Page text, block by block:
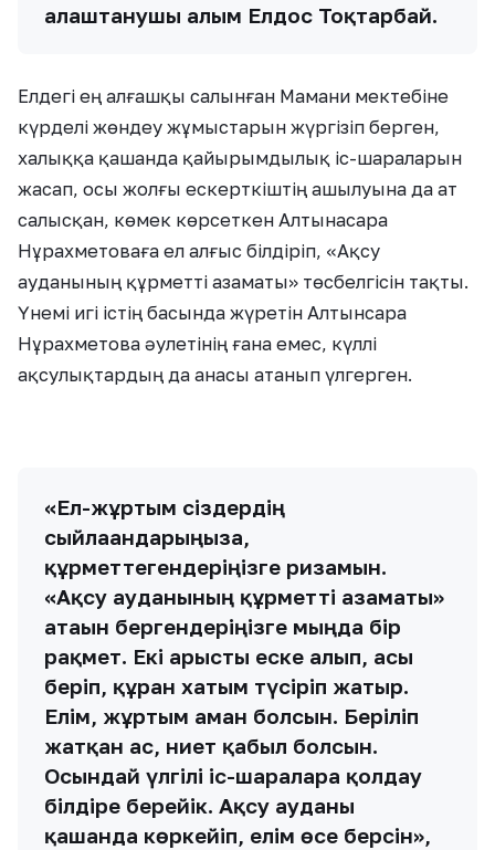
алаштанушы ғалым Елдос Тоқтарбай.
Елдегі ең алғашқы салынған Мамани мектебіне
күрделі жөндеу жұмыстарын жүргізіп берген,
халыққа қашанда қайырымдылық іс-шараларын
жасап, осы жолғы ескерткіштің ашылуына да ат
салысқан, көмек көрсеткен Алтынасара
Нұрахметоваға ел алғыс білдіріп, «Ақсу
ауданының құрметті азаматы» төсбелгісін тақты.
Үнемі игі істің басында жүретін Алтынсара
Нұрахметова әулетінің ғана емес, күллі
ақсулықтардың да анасы атанып үлгерген.
«Ел-жұртым сіздердің
сыйлағандарыңызға,
құрметтегендеріңізге ризамын.
«Ақсу ауданының құрметті азаматы»
атағын бергендеріңізге мыңда бір
рақмет. Екі арысты еске алып, асы
беріп, құран хатым түсіріп жатыр.
Елім, жұртым аман болсын. Беріліп
жатқан ас, ниет қабыл болсын.
Осындай үлгілі іс-шараларға қолдау
білдіре берейік. Ақсу ауданы
қашанда көркейіп, елім өсе берсін»,